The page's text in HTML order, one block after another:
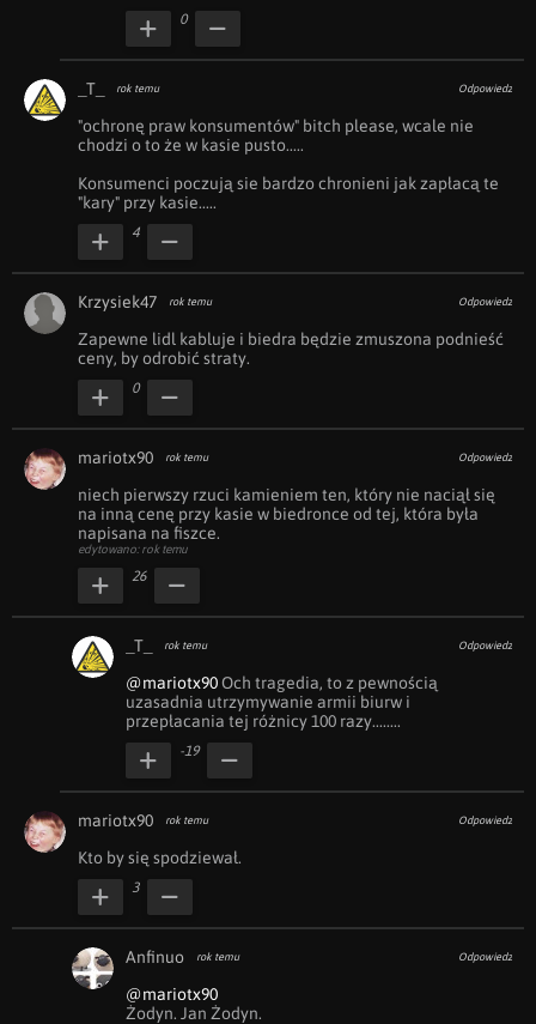
0
_T_ rok temu Odpowiedz
"ochronę praw konsumentów" bitch please, wcale nie
chodzi o to że w kasie pusto.....
Konsumenci poczują sie bardzo chronieni jak zapłacą te
"kary" przy kasie.....
4
Krzysiek47 rok temu Odpowiedz
Zapewne lidl kabluje i biedra będzie zmuszona podnieść
ceny, by odrobić straty.
0
mariotx90 rok temu Odpowiedz
niech pierwszy rzuci kamieniem ten, który nie naciął się
na inną cenę przy kasie w biedronce od tej, która była
napisana na fiszce.
edytowano: rok temu
26
_T_ rok temu Odpowiedz
@mariotx90 Och tragedia, to z pewnością
uzasadnia utrzymywanie armii biurw i
przepłacania tej różnicy 100 razy........
-19
mariotx90 rok temu Odpowiedz
Kto by się spodziewał.
3
Anfinuo rok temu Odpowiedz
@mariotx90
Żodyn. Jan Żodyn.